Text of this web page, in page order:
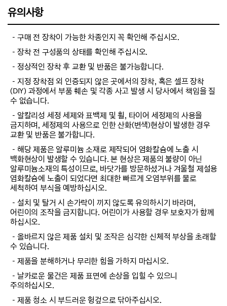
유의사항
－구매 전 장착이 가능한 차종인지 꼭 확인해 주십시오.
－장착 전 구성품의 상태를 확인해 주십시오.
－정상적인 장착 후 교환 및 반품은 불가능합니다.
－지정 장착점 외 인증되지 않은 곳에서의 장착, 혹은 셀프 장착
(DIY) 과정에서 부품 훼손 및 각종 사고 발생 시 당사에서 책임을 질
수 없습니다.
－알칼리성 세정 세제와 표백제 및 휠, 타이어 세정제의 사용을
금지하며, 세정제의 사용으로 인한 산화(변색)현상이 발생한 경우
교환 및 반품은 불가합니다.
－해당 제품은 알루미늄 소재로 제작되어 염화칼슘에 노출 시
백화현상이 발생할 수 있습니다. 본 현상은 제품의 불량이 아닌
알루미늄소재의 특성이므로, 바닷가를 방문하셨거나 겨울철 제설용
염화칼슘에 노출이 되었다면 최대한 빠르게 오염부위를 물로
세척하여 부식을 예방하십시오.
－설치 및 탈거 시 손가락이 끼지 않도록 유의하시기 바라며,
어린이의 조작을 금지합니다. 어린이가 사용할 경우 보호자가 함께
하십시오.
－올바르지 않은 제품 설치 및 조작은 심각한 신체적 부상을 초래할
수 있습니다.
－제품을 분해하거나 무리한 힘을 가하지 마십시오.
－날카로운 물건은 제품 표면에 손상을 입힐 수 있으니
주의하십시오.
－제품 청소 시 부드러운 헝겊으로 닦아주십시오.